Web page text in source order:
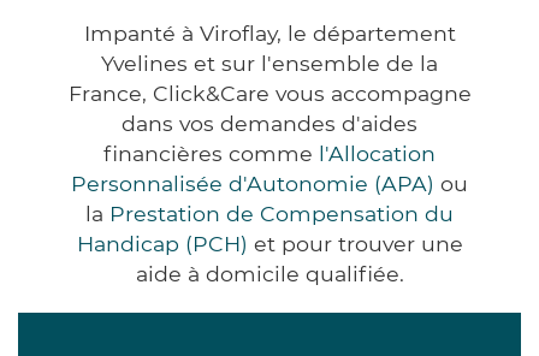
Impanté à Viroflay, le département
Yvelines et sur l'ensemble de la
France, Click&Care vous accompagne
dans vos demandes d'aides
financières comme l'Allocation
Personnalisée d'Autonomie (APA) ou
la Prestation de Compensation du
Handicap (PCH) et pour trouver une
aide à domicile qualifiée.